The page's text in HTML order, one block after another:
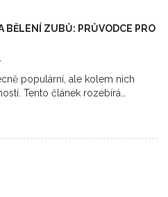
BĚLENÍ ZUBŮ: PRŮVODCE PRO
populární, ale kolem nich
Tento článek rozebírá